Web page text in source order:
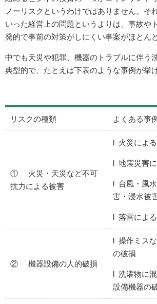
ノーリスクというわけではありません。そ
いった経営上の問題というよりは、事故や
発的で事前の対策がしにくい事案がほとんど
中でも天災や犯罪、機器のトラブルに伴う
典型的で、たとえば下表のような事例が挙
リスクの種類 よくある事
① 火災・天災など不可
抗力による被害
l 火災によ
l 地震災害
l 台風・風
害・浸水被
l 落雷によ
② 機器設備の人的破損
l 操作ミス
の破損
l 洗濯物に
設備機器の